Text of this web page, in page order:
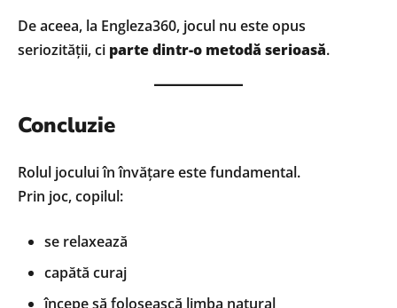
De aceea, la Engleza360, jocul nu este opus
seriozității, ci parte dintr-o metodă serioasă.
Concluzie
Rolul jocului în învățare este fundamental.
Prin joc, copilul:
se relaxează
capătă curaj
începe să folosească limba natural